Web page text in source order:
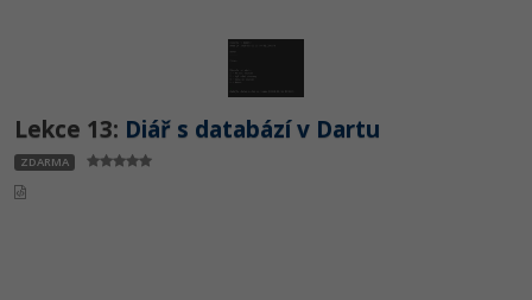
Lekce 13: Diář s databází v Dartu
ZDARMA